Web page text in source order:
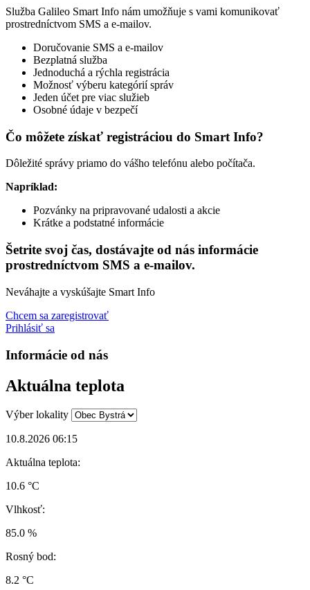
Služba Galileo Smart Info nám umožňuje s vami komunikovať
prostredníctvom SMS a e-mailov.
Doručovanie SMS a e-mailov
Bezplatná služba
Jednoduchá a rýchla registrácia
Možnosť výberu kategórií správ
Jeden účet pre viac služieb
Osobné údaje v bezpečí
Čo môžete získať registráciou do Smart Info?
Dôležité správy priamo do vášho telefónu alebo počítača.
Napríklad:
Pozvánky na pripravované udalosti a akcie
Krátke a podstatné informácie
Šetrite svoj čas, dostávajte od nás informácie
prostredníctvom SMS a e-mailov.
Neváhajte a vyskúšajte Smart Info
Chcem sa zaregistrovať
Prihlásiť sa
Informácie od nás
Aktuálna teplota
Výber lokality
10.8.2026 06:15
Aktuálna teplota:
10.6 °C
Vlhkosť:
85.0 %
Rosný bod:
8.2 °C